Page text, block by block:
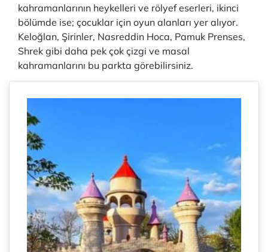
kahramanlarının heykelleri ve rölyef eserleri, ikinci
bölümde ise; çocuklar için oyun alanları yer alıyor.
Keloğlan, Şirinler, Nasreddin Hoca, Pamuk Prenses,
Shrek gibi daha pek çok çizgi ve masal
kahramanlarını bu parkta görebilirsiniz.